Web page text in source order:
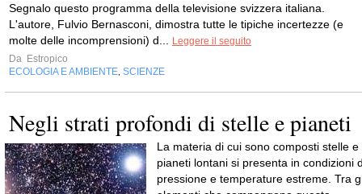
Segnalo questo programma della televisione svizzera italiana.
L'autore, Fulvio Bernasconi, dimostra tutte le tipiche incertezze (e
molte delle incomprensioni) d...
Leggere il seguito
Da Estropico
ECOLOGIA E AMBIENTE SCIENZE
Negli strati profondi di stelle e pianeti
La materia di cui sono composti stelle e
pianeti lontani si presenta in condizioni
pressione e temperature estreme. Tra